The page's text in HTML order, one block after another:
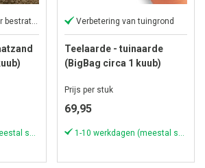
Geschikt voor onder bestrating Verbetering van tuingrond
Teelaarde - tuinaarde
(BigBag circa 1 kuub)
Prijs per stuk
69,95